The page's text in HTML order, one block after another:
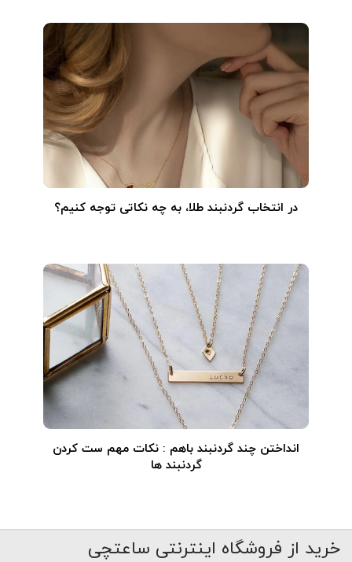
در انتخاب گردنبند طلا‌، به چه نکاتی توجه کنیم؟
انداختن چند گردنبند باهم : نکات مهم ست کردن
گردنبند ها
خرید از فروشگاه اینترنتی ساعتچی